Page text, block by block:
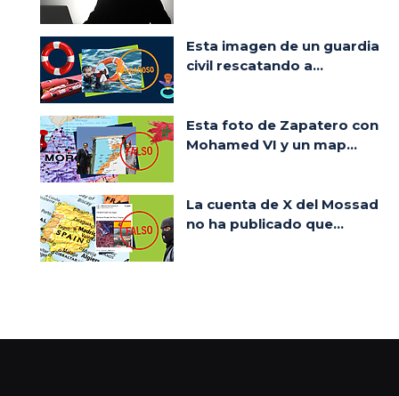
Esta imagen de un guardia
civil rescatando a...
Esta foto de Zapatero con
Mohamed VI y un map...
La cuenta de X del Mossad
no ha publicado que...